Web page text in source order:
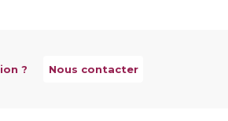
? Nous contacter